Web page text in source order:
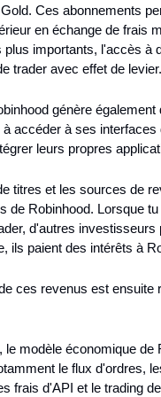
Ces abonnements
en échange de frais
plus importants, l'accès à
trader avec effet de levier.
génère
accéder à ses
leurs propres
titres et les sources de
de Robinhood. Lorsque
d'autres
ils paient des intérêts à
ces revenus est ensuite
le modèle économique
le flux d'ordres,
frais d'API et le trading